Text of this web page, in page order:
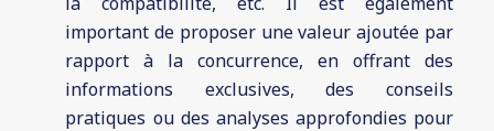
important de proposer une valeur ajoutée par
rapport à la concurrence, en offrant des
informations exclusives, des conseils
pratiques ou des analyses approfondies pour